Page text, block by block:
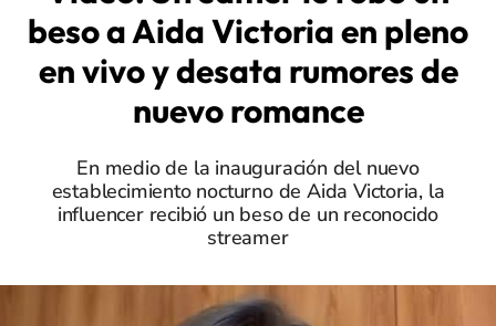
beso a Aida Victoria en pleno
en vivo y desata rumores de
nuevo romance
En medio de la inauguración del nuevo
establecimiento nocturno de Aida Victoria, la
influencer recibió un beso de un reconocido
streamer